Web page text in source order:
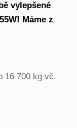
vylepšené
Máme z
16 700 kg vč.